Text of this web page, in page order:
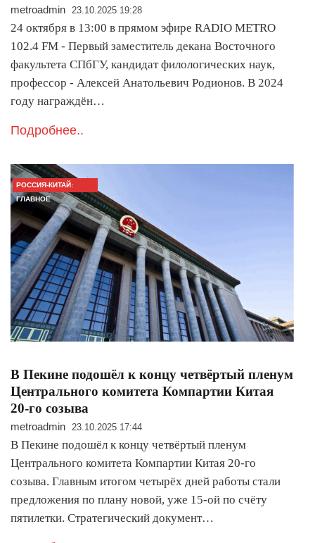
metroadmin 23.10.2025 19:28
24 октября в 13:00 в прямом эфире RADIO METRO
102.4 FM - Первый заместитель декана Восточного
факультета СПбГУ, кандидат филологических наук,
профессор - Алексей Анатольевич Родионов. В 2024
году награждён…
Подробнее..
РОССИЯ-КИТАЙ:
ГЛАВНОЕ
В Пекине подошёл к концу четвёртый пленум
Центрального комитета Компартии Китая
20-го созыва
metroadmin 23.10.2025 17:44
В Пекине подошёл к концу четвёртый пленум
Центрального комитета Компартии Китая 20-го
созыва. Главным итогом четырёх дней работы стали
предложения по плану новой, уже 15-ой по счёту
пятилетки. Стратегический документ…